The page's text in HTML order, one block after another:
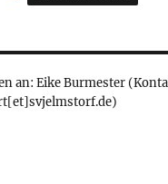
an: Eike Burmester